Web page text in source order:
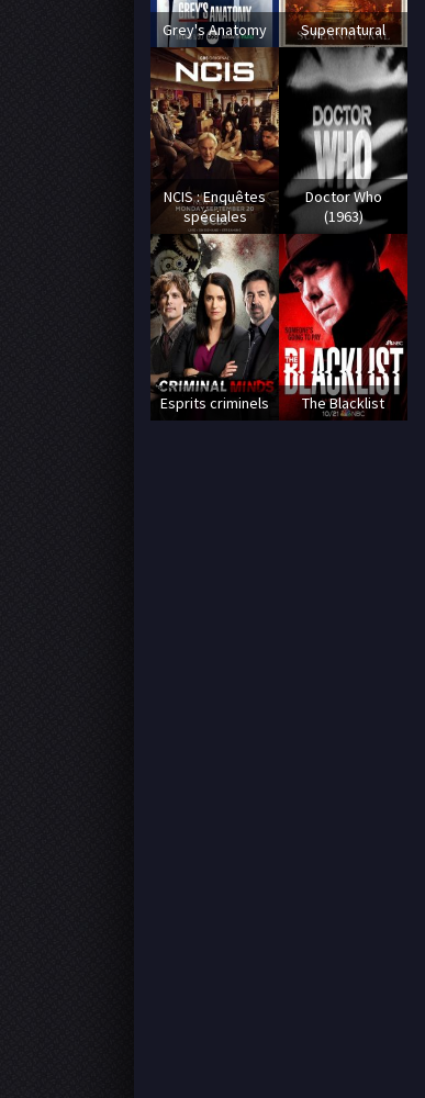
Grey's Anatomy Supernatural
NCIS : Enquêtes
spéciales
Doctor Who
(1963)
Esprits criminels The Blacklist